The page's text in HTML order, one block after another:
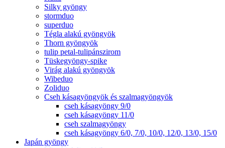
Silky gyöngy
stormduo
superduo
Tégla alakú gyöngyök
Thorn gyöngyök
tulip petal-tulipánszirom
Tüskegyöngy-spike
Virág alakú gyöngyök
Wibeduo
Zoliduo
Cseh kásagyöngyök és szalmagyöngyök
cseh kásagyöngy 9/0
cseh kásagyöngy 11/0
cseh szalmagyöngy
cseh kásagyöngy 6/0, 7/0, 10/0, 12/0, 13/0, 15/0
Japán gyöngy